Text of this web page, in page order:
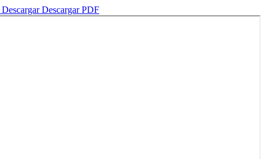
DescargarDescargar PDF